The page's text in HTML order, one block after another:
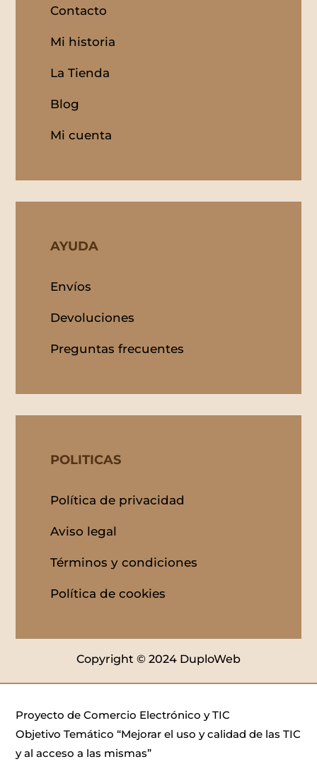
Contacto
Mi historia
La Tienda
Blog
Mi cuenta
AYUDA
Envíos
Devoluciones
Preguntas frecuentes
POLITICAS
Política de privacidad
Aviso legal
Términos y condiciones
Política de cookies
Copyright © 2024 DuploWeb
Proyecto de Comercio Electrónico y TIC
Objetivo Temático “Mejorar el uso y calidad de las TIC
y al acceso a las mismas”